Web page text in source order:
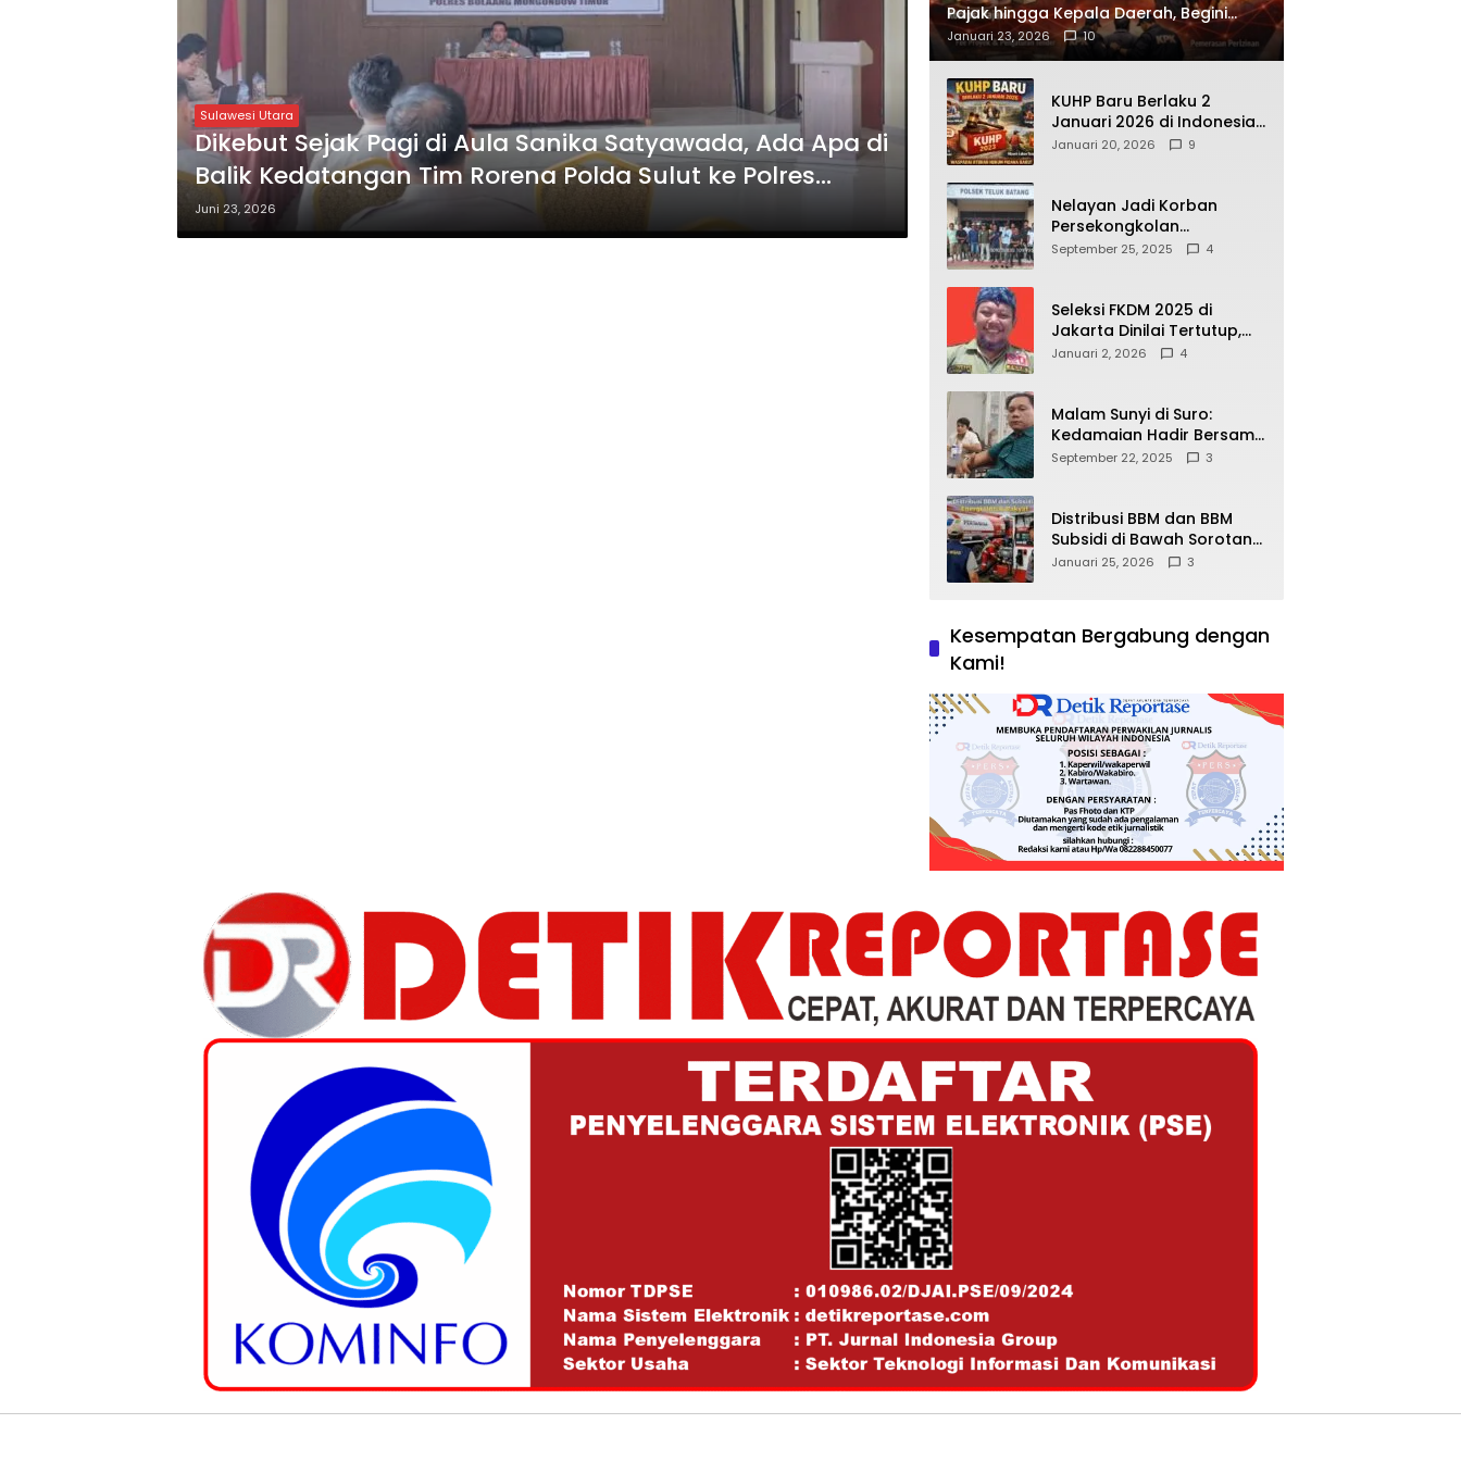
Sulawesi Utara
Dikebut Sejak Pagi di Aula Sanika Satyawada, Ada Apa di
Balik Kedatangan Tim Rorena Polda Sulut ke Polres
Boltim?
Juni 23, 2026
Pajak hingga Kepala Daerah, Begini
Wajah Korupsi yang Terbongkar
Januari 23, 2026 10
KUHP Baru Berlaku 2
Januari 2026 di Indonesia,
Apa Dampaknya bagi
Dipahami Publik
Januari 20, 2026 9
Nelayan Jadi Korban
Persekongkolan
Penyelewengan BBM
September 25, 2025 4
Seleksi FKDM 2025 di
Jakarta Dinilai Tertutup,
Transparansi
Januari 2, 2026 4
Malam Sunyi di Suro:
Kedamaian Hadir Bersama
Secangkir Kopi Hangat
September 22, 2025 3
Distribusi BBM dan BBM
Subsidi di Bawah Sorotan
Publik: Antara Kepentingan
Januari 25, 2026 3
Kesempatan Bergabung dengan
Kami!